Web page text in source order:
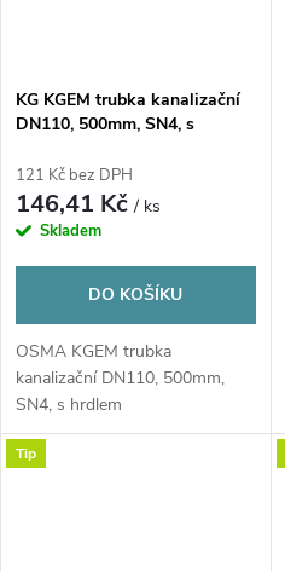
KG KGEM trubka kanalizační
DN110, 500mm, SN4, s
121 Kč bez DPH
146,41 Kč/ ks
Skladem
DO KOŠÍKU
OSMA KGEM trubka
kanalizační DN110, 500mm,
SN4, s hrdlem
Tip